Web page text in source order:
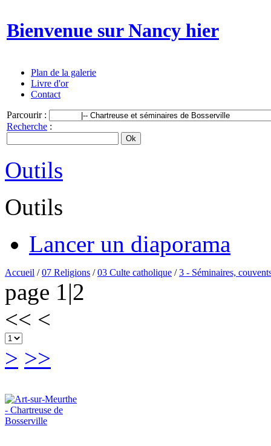
Bienvenue sur Nancy hier
Plan de la galerie
Livre d'or
Contact
Parcourir :
Recherche :
Outils
Outils
Lancer un diaporama
Accueil /07 Religions /03 Culte catholique /3 - Séminaires,
page 1|2
<< <
> >>